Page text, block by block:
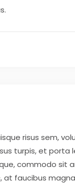
risus sem,
turpis, et porta
commodo sit
at faucibus